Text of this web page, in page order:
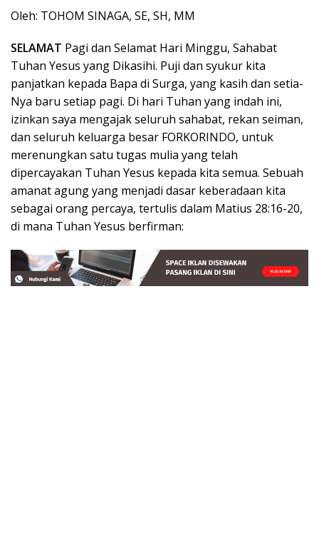
Oleh: TOHOM SINAGA, SE, SH, MM
SELAMAT Pagi dan Selamat Hari Minggu, Sahabat
Tuhan Yesus yang Dikasihi. Puji dan syukur kita
panjatkan kepada Bapa di Surga, yang kasih dan setia-
Nya baru setiap pagi. Di hari Tuhan yang indah ini,
izinkan saya mengajak seluruh sahabat, rekan seiman,
dan seluruh keluarga besar FORKORINDO, untuk
merenungkan satu tugas mulia yang telah
dipercayakan Tuhan Yesus kepada kita semua. Sebuah
amanat agung yang menjadi dasar keberadaan kita
sebagai orang percaya, tertulis dalam Matius 28:16-20,
di mana Tuhan Yesus berfirman: